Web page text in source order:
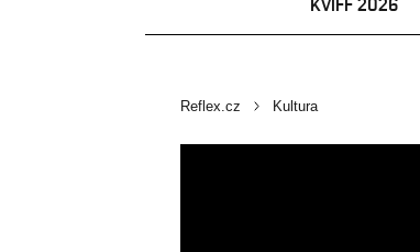
KVIFF 2026
Reflex.cz Kultura